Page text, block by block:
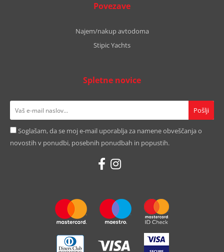
Povezave
Najem/nakup avtodoma
Stipic Yachts
Spletne novice
Soglašam, da se moj e-mail uporablja za namene obveščanja o
novostih v ponudbi, posebnih ponudbah in popustih.